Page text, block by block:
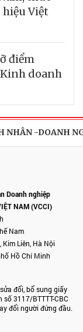
Việt
điểm
doanh
NHÂN -DOANH
Doanh nghiệp
NAM (VCCI)
Nam
Kim Liên, Hà Nội
Hồ Chí Minh
đổi, bổ sung giấy
3117/BTTTT-CBC
đổi người đứng đầu.